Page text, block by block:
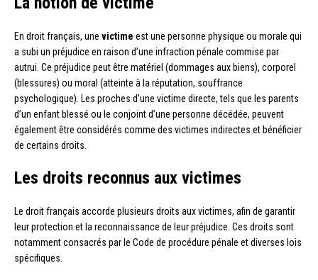
En droit français, une victime est une personne physique ou morale qui
a subi un préjudice en raison d’une infraction pénale commise par
autrui. Ce préjudice peut être matériel (dommages aux biens), corporel
(blessures) ou moral (atteinte à la réputation, souffrance
psychologique). Les proches d’une victime directe, tels que les parents
d’un enfant blessé ou le conjoint d’une personne décédée, peuvent
également être considérés comme des victimes indirectes et bénéficier
de certains droits.
Les droits reconnus aux victimes
Le droit français accorde plusieurs droits aux victimes, afin de garantir
leur protection et la reconnaissance de leur préjudice. Ces droits sont
notamment consacrés par le Code de procédure pénale et diverses lois
spécifiques.